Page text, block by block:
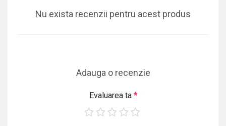
Nu exista recenzii pentru acest produs
Adauga o recenzie
Evaluarea ta *